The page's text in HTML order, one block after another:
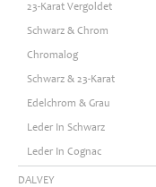
23-Karat Vergoldet
Schwarz & Chrom
Chromalog
Schwarz & 23-Karat
Edelchrom & Grau
Leder In Schwarz
Leder In Cognac
DALVEY